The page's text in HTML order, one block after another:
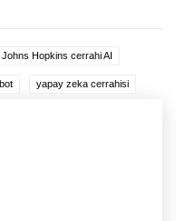
Johns Hopkins cerrahi AI
yapay zeka cerrahisi